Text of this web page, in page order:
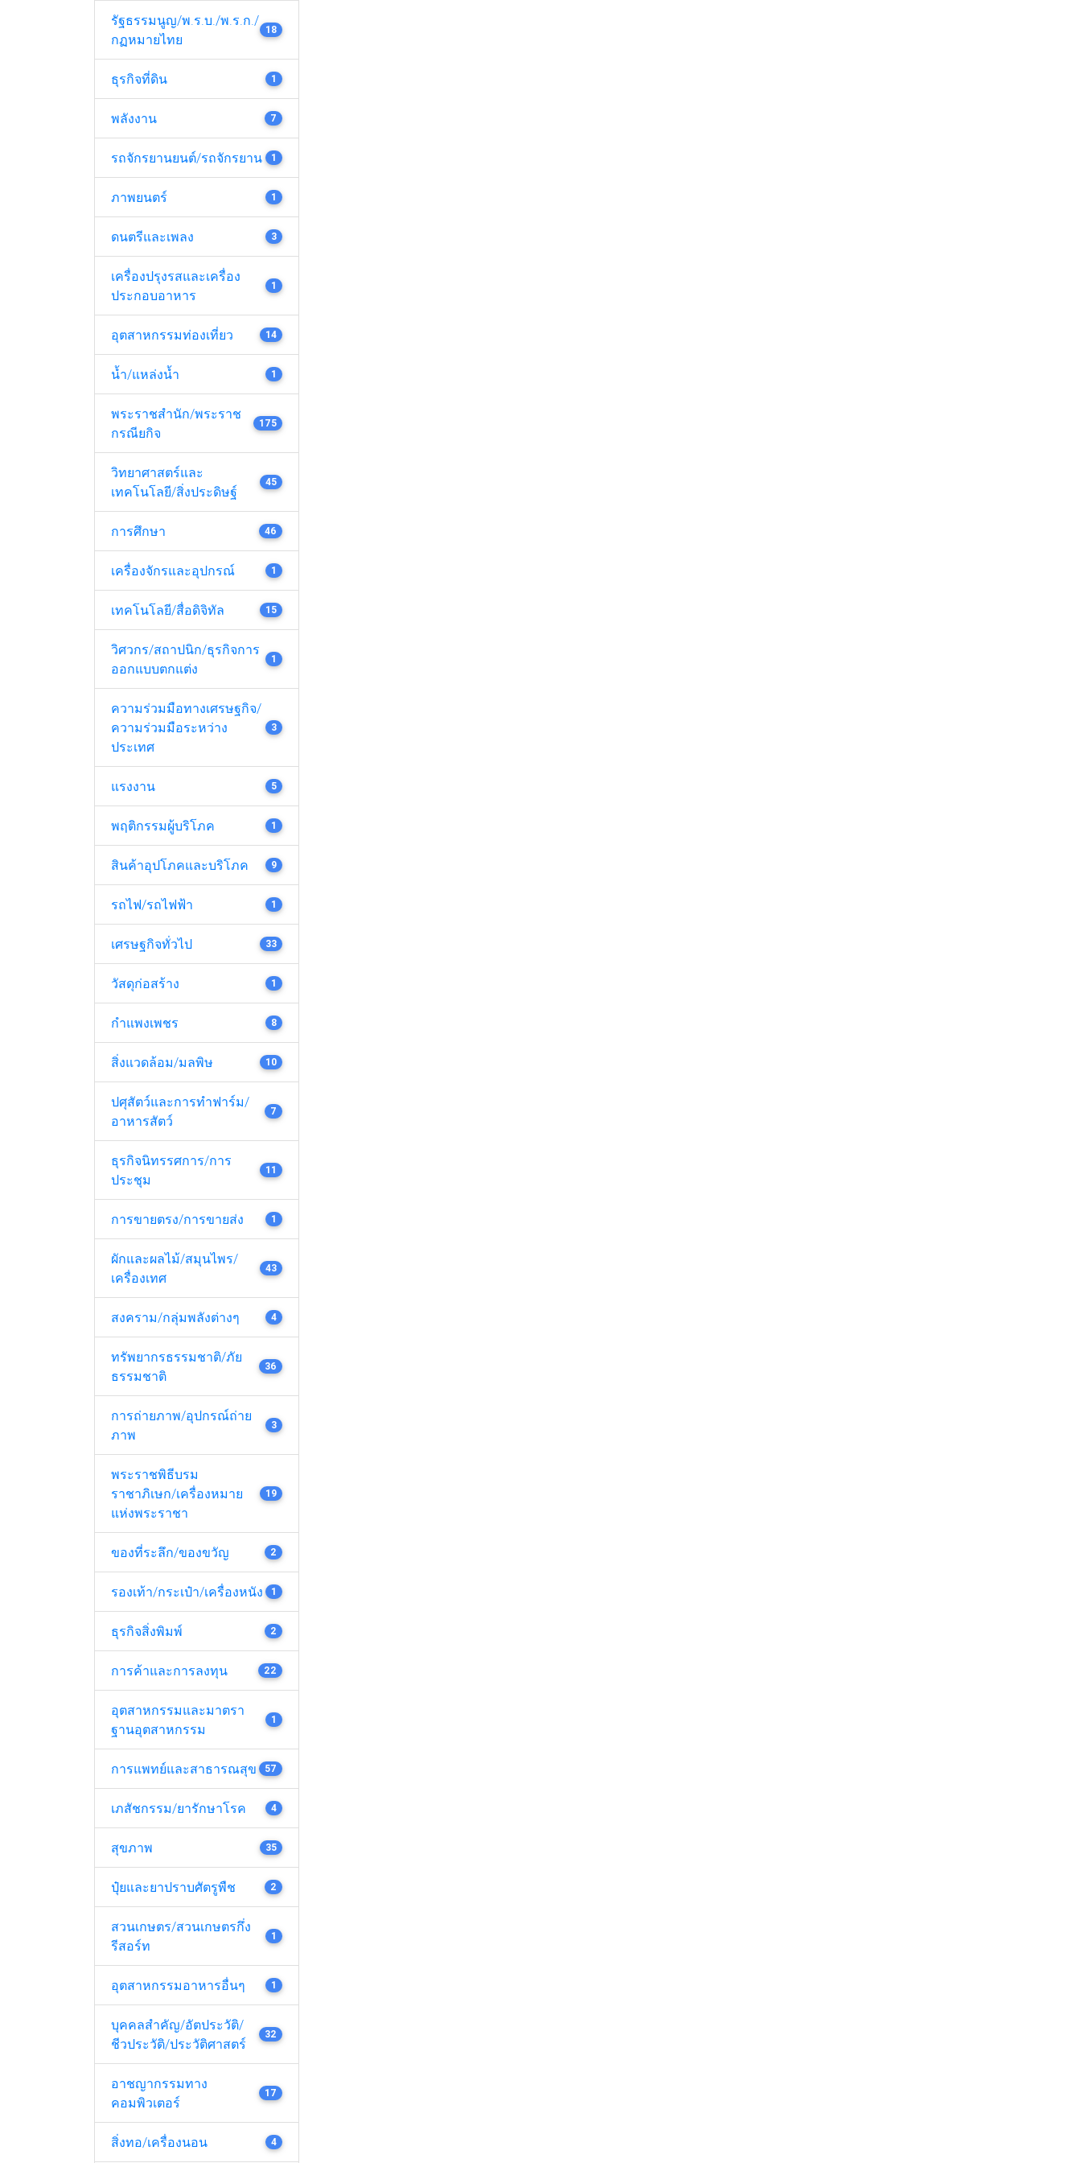
รัฐธรรมนูญ/พ.ร.บ./พ.ร.ก./
กฏหมายไทย
18
ธุรกิจที่ดิน 1
พลังงาน 7
รถจักรยานยนต์/รถจักรยาน 1
ภาพยนตร์ 1
ดนตรีและเพลง 3
เครื่องปรุงรสและเครื่อง
ประกอบอาหาร
1
อุตสาหกรรมท่องเที่ยว 14
น้ำ/แหล่งน้ำ 1
พระราชสำนัก/พระราช
กรณียกิจ
175
วิทยาศาสตร์และ
เทคโนโลยี/สิ่งประดิษฐ์
45
การศึกษา 46
เครื่องจักรและอุปกรณ์ 1
เทคโนโลยี/สื่อดิจิทัล 15
วิศวกร/สถาปนิก/ธุรกิจการ
ออกแบบตกแต่ง
1
ความร่วมมือทางเศรษฐกิจ/
ความร่วมมือระหว่าง
ประเทศ
3
แรงงาน 5
พฤติกรรมผู้บริโภค 1
สินค้าอุปโภคและบริโภค 9
รถไฟ/รถไฟฟ้า 1
เศรษฐกิจทั่วไป 33
วัสดุก่อสร้าง 1
กำแพงเพชร 8
สิ่งแวดล้อม/มลพิษ 10
ปศุสัตว์และการทำฟาร์ม/
อาหารสัตว์
7
ธุรกิจนิทรรศการ/การ
ประชุม
11
การขายตรง/การขายส่ง 1
ผักและผลไม้/สมุนไพร/
เครื่องเทศ
43
สงคราม/กลุ่มพลังต่างๆ 4
ทรัพยากรธรรมชาติ/ภัย
ธรรมชาติ
36
การถ่ายภาพ/อุปกรณ์ถ่าย
ภาพ
3
พระราชพิธีบรม
ราชาภิเษก/เครื่องหมาย
แห่งพระราชา
19
ของที่ระลึก/ของขวัญ 2
รองเท้า/กระเป๋า/เครื่องหนัง 1
ธุรกิจสิ่งพิมพ์ 2
การค้าและการลงทุน 22
อุตสาหกรรมและมาตรา
ฐานอุตสาหกรรม
1
การแพทย์และสาธารณสุข 57
เภสัชกรรม/ยารักษาโรค 4
สุขภาพ 35
ปุ๋ยและยาปราบศัตรูพืช 2
สวนเกษตร/สวนเกษตรกึ่ง
รีสอร์ท
1
อุตสาหกรรมอาหารอื่นๆ 1
บุคคลสำคัญ/อัตประวัติ/
ชีวประวัติ/ประวัติศาสตร์
32
อาชญากรรมทาง
คอมพิวเตอร์
17
สิ่งทอ/เครื่องนอน 4